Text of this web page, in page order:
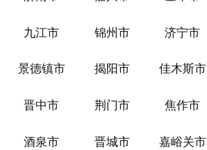
九江市 锦州市 济宁市
景德镇市 揭阳市 佳木斯市
晋中市 荆门市 焦作市
酒泉市 晋城市 嘉峪关市